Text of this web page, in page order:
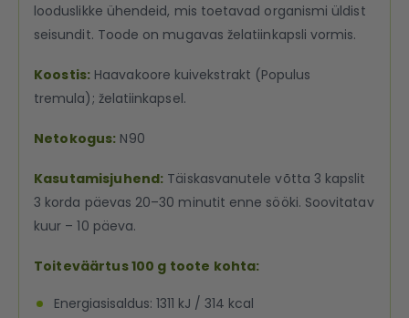
looduslikke ühendeid, mis toetavad organismi üldist
seisundit. Toode on mugavas želatiinkapsli vormis.
Koostis: Haavakoore kuivekstrakt (Populus
tremula); želatiinkapsel.
Netokogus: N90
Kasutamisjuhend: Täiskasvanutele võtta 3 kapslit
3 korda päevas 20–30 minutit enne sööki. Soovitatav
kuur – 10 päeva.
Toiteväärtus 100 g toote kohta:
Energiasisaldus: 1311 kJ / 314 kcal